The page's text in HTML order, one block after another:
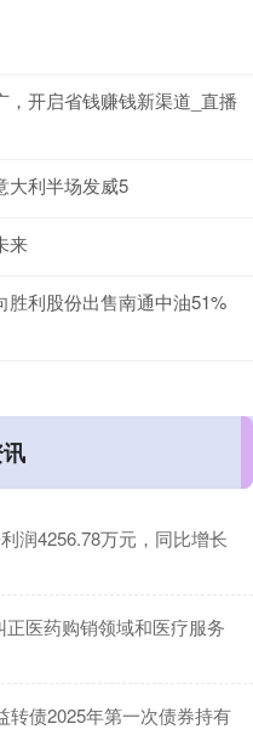
开启省钱赚钱新渠道_直播
大利半场发威5
来
利股份出售南通中油51%
润4256.78万元，同比增长
医药购销领域和医疗服务
转债2025年第一次债券持有